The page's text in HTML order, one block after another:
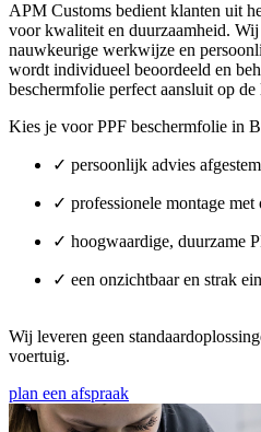
APM Customs bedient klanten uit
voor kwaliteit en duurzaamheid. Wij
nauwkeurige werkwijze en
wordt individueel beoordeeld en
beschermfolie perfect aansluit op
Kies je voorPPF beschermfolie in
✓ persoonlijk advies
✓ professionele montage met
✓ hoogwaardige, duurzame
✓ een onzichtbaar en strak
Wij leveren geen
voertuig.
plan een afspraak